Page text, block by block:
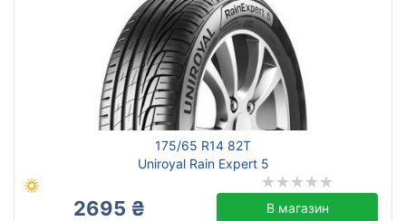
175/65 R14 82T
Uniroyal Rain Expert 5
2695 ₴ В магазин